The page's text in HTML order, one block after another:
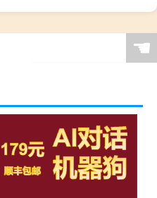
☚